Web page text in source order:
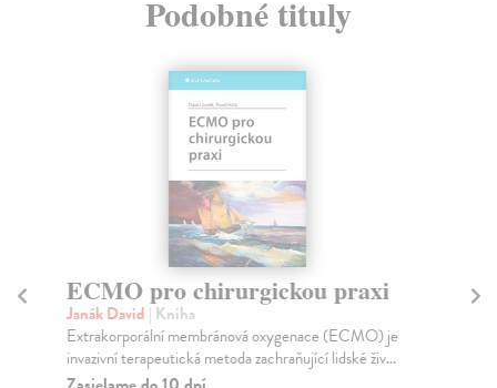
Podobné tituly
ECMO pro chirurgickou praxi
Janák David | Kniha
Extrakorporální membránová oxygenace (ECMO) je
invazivní terapeutická metoda zachraňující lidské živ...